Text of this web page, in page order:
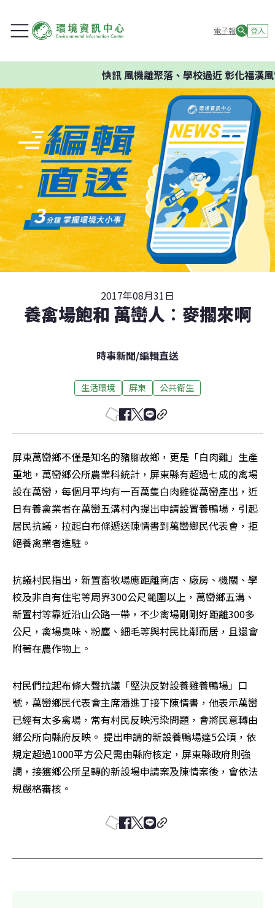
電子報 登入
快訊風機離聚落、學校過近 彰化福漢風
2017年08月31日
養禽場飽和 萬巒人︰麥擱來啊
時事新聞/編輯直送
生活環境 屏東 公共衛生
屏東萬巒鄉不僅是知名的豬腳故鄉，更是「白肉雞」生產
重地，萬巒鄉公所農業科統計，屏東縣有超過七成的禽場
設在萬巒，每個月平均有一百萬隻白肉雞從萬巒產出，近
日有養禽業者在萬巒五溝村內提出申請設置養鴨場，引起
居民抗議，拉起白布條遞送陳情書到萬巒鄉民代表會，拒
絕養禽業者進駐。
抗議村民指出，新置畜牧場應距離商店、廠房、機關、學
校及非自有住宅等周界300公尺範圍以上，萬巒鄉五溝、
新置村等靠近沿山公路一帶，不少禽場剛剛好距離300多
公尺，禽場臭味、粉塵、細毛等與村民比鄰而居，且還會
附著在農作物上。
村民們拉起布條大聲抗議「堅決反對設養雞養鴨場」口
號，萬巒鄉民代表會主席潘進丁接下陳情書，他表示萬巒
已經有太多禽場，常有村民反映污染問題，會將民意轉由
鄉公所向縣府反映。 提出申請的新設養鴨場達5公頃，依
規定超過1000平方公尺需由縣府核定，屏東縣政府則強
調，接獲鄉公所呈轉的新設場申請案及陳情案後，會依法
規嚴格審核。